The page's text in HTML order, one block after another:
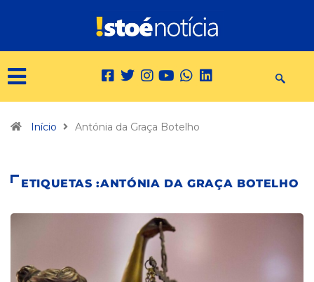
Início Antónia da Graça Botelho
ETIQUETAS :ANTÓNIA DA GRAÇA BOTELHO